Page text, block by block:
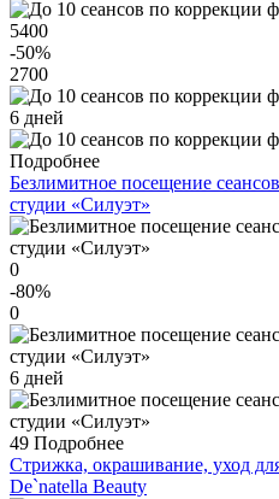
5400
-50%
2700
6 дней
Подробнее
Безлимитное посещение
студии «Силуэт»
0
-80%
0
6 дней
49 Подробнее
Стрижка, окрашивание, уход
De`natella Beauty